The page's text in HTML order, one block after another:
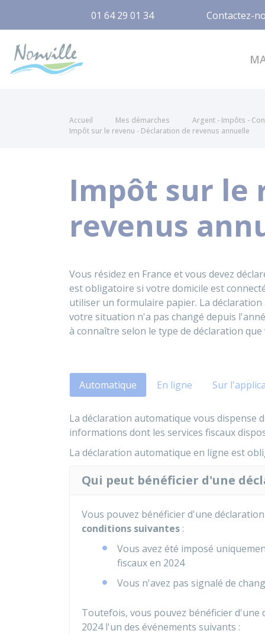
01 64 29 01 34 Contactez-
Accueil Mes démarches Argent - Impôts -
Impôt sur le revenu - Déclaration de revenus annuelle
Impôt sur le
revenus
Vous résidez en France et vous devez
est obligatoire si votre domicile est
utiliser un formulaire papier. La
votre situation n'a pas changé depuis
à connaître selon le type de déclaration
Automatique En ligne Sur
La déclaration automatique vous dispense
informations dont les services fiscaux
La déclaration automatique en ligne est
Qui peut bénéficier d'une
Vous pouvez bénéficier d'une
conditions suivantes :
Vous avez été imposé
fiscaux en 2024
Vous n'avez pas signalé de
Toutefois, vous pouvez bénéficier d'une
2024 l'un des événements suivants :